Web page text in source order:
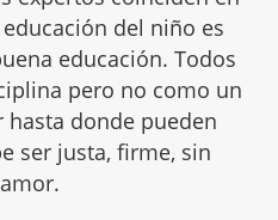
del niño es
educación. Todos
pero no como un
hasta donde pueden
ser justa, firme, sin